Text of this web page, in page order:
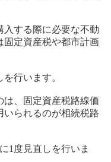
入する際に必要な不動
固定資産税や都市計画
行います。
は、固定資産税路線価
いられるのが相続税路
1 度見直しを行いま